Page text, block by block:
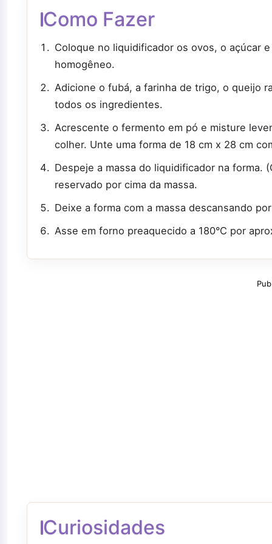
Como Fazer
Coloque no liquidificador os ovos, o açúcar
homogêneo.
Adicione o fubá, a farinha de trigo, o queijo
todos os ingredientes.
Acrescente o fermento em pó e misture
colher. Unte uma forma de 18 cm x 28 cm
Despeje a massa do liquidificador na forma.
reservado por cima da massa.
Deixe a forma com a massa descansando
Asse em forno preaquecido a 180°C por
Curiosidades